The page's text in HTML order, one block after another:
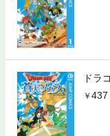
ドラ
437